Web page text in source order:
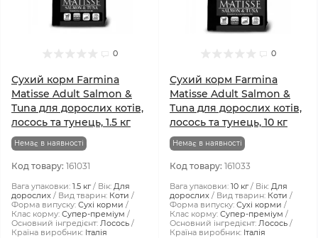
0
Сухий корм Farmina
Matisse Adult Salmon &
Tuna для дорослих котів,
лосось та тунець, 1.5 кг
Немає в наявності
Код товару: 161031
Вага упаковки: 1.5 кг Вік: Для
дорослих
Вид тварин: Коти
Форма випуску: Сухі корми
Клас корму: Супер-преміум
Основний інгредієнт: Лосось
Країна виробник: Італія
0
Сухий корм Farmina
Matisse Adult Salmon &
Tuna для дорослих котів,
лосось та тунець, 10 кг
Немає в наявності
Код товару: 161033
Вага упаковки: 10 кг Вік: Для
дорослих
Вид тварин: Коти
Форма випуску: Сухі корми
Клас корму: Супер-преміум
Основний інгредієнт: Лосось
Країна виробник: Італія